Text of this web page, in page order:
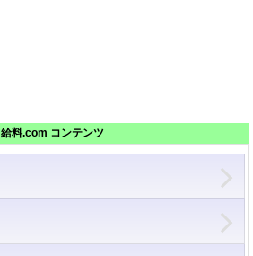
給料.com コンテンツ